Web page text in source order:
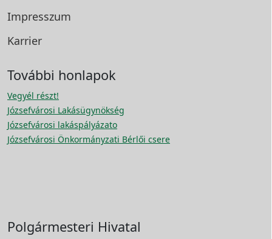
Impresszum
Karrier
További honlapok
Vegyél részt!
Józsefvárosi Lakásügynökség
Józsefvárosi lakáspályázato
Józsefvárosi Önkormányzati Bérlői csere
Polgármesteri Hivatal